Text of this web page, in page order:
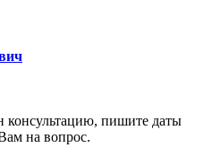
консультацию, пишите даты
на вопрос.